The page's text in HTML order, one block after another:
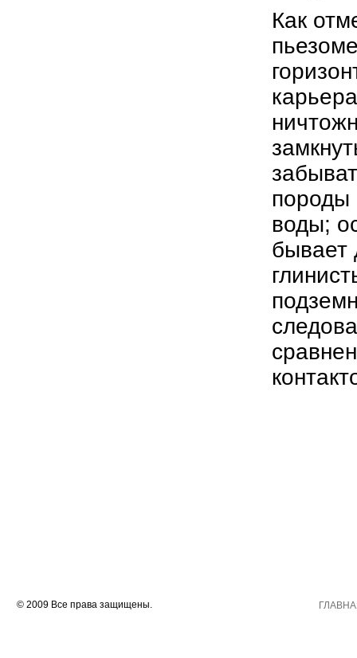
Как
породы
воды;
бывает
© 2009 Все права защищены.